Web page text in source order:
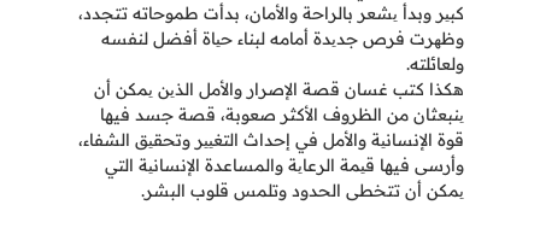
كبیر وبدأ یشعر بالراحة والأمان، بدأت طموحاته تتجدد،
وظھرت فرص جدیدة أمامه لبناء حیاة أفضل لنفسه
ولعائلته.
هكذا كتب غسان قصة الإصرار والأمل الذین یمكن أن
ینبعثان من الظروف الأكثر صعوبة، قصة جسد فيها
قوة الإنسانیة والأمل في إحداث التغییر وتحقیق الشفاء،
وأرسى فيها قیمة الرعایة والمساعدة الإنسانیة التي
یمكن أن تتخطى الحدود وتلمس قلوب البشر.